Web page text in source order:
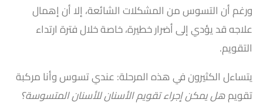
ورغم أن التسوس من المشكلات الشائعة، إلا أن إهمال
علاجه قد يؤدي إلى أضرار خطيرة، خاصة خلال فترة ارتداء
التقويم.
يتساءل الكثيرون في هذه المرحلة: عندي تسوس وأنا مركبة
تقويمهل يمكن إجراء تقويم الأسنان للأسنان المتسوسة؟